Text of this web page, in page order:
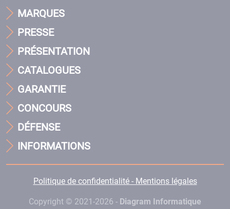
MARQUES
PRESSE
PRÉSENTATION
CATALOGUES
GARANTIE
CONCOURS
DÉFENSE
INFORMATIONS
Politique de confidentialité - Mentions légales
Copyright © 2021-2026 - Diagram Informatique